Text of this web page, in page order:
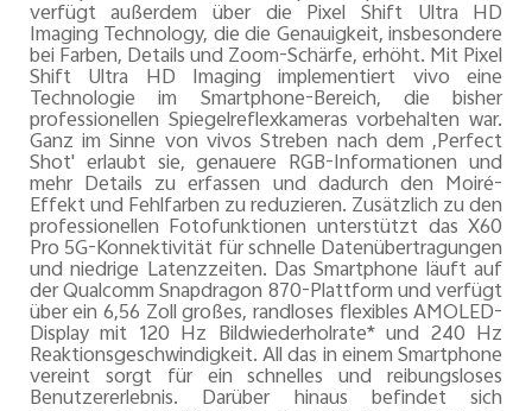
verfügt außerdem über die Pixel Shift Ultra HD
Imaging Technology, die die Genauigkeit, insbesondere
bei Farben, Details und Zoom-Schärfe, erhöht. Mit Pixel
Shift Ultra HD Imaging implementiert vivo eine
Technologie im Smartphone-Bereich, die bisher
professionellen Spiegelreflexkameras vorbehalten war.
Ganz im Sinne von vivos Streben nach dem‚Perfect
Shot' erlaubt sie, genauere RGB-Informationen und
mehr Details zu erfassen und dadurch den Moiré-
Effekt und Fehlfarben zu reduzieren. Zusätzlich zu den
professionellen Fotofunktionen unterstützt das X60
Pro 5G-Konnektivität für schnelle Datenübertragungen
und niedrige Latenzzeiten. Das Smartphone läuft auf
der Qualcomm Snapdragon 870-Plattform und verfügt
über ein 6,56 Zoll großes, randloses flexibles AMOLED-
Display mit 120 Hz Bildwiederholrate* und 240 Hz
Reaktionsgeschwindigkeit. All das in einem Smartphone
vereint sorgt für ein schnelles und reibungsloses
Benutzererlebnis. Darüber hinaus befindet sich